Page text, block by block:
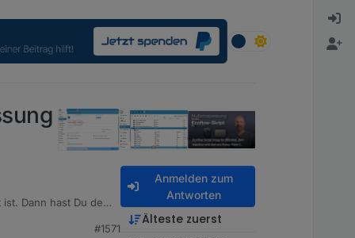
Dann hast Du den
ab Zeile#1571
Anmelden zum
Antworten
Älteste zuerst